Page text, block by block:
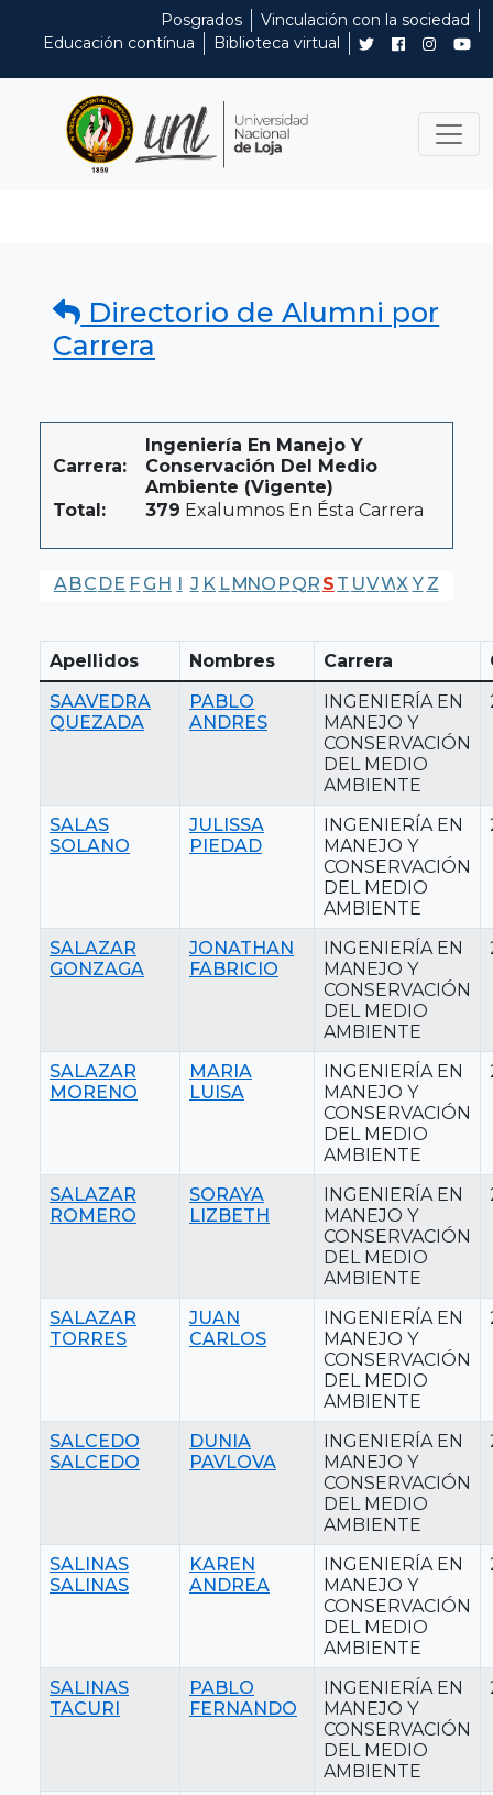
Posgrados
Vinculación con la sociedad
Educación contínua
Biblioteca virtual
Directorio de Alumni por
Carrera
Carrera:
Ingeniería En Manejo Y
Conservación Del Medio
Ambiente (Vigente)
Total:
379 Exalumnos En Ésta Carrera
A BC DE F G H I J K LMNO PQR S T UVWX Y Z
Apellidos Nombres Carrera
SAAVEDRA
QUEZADA
PABLO
ANDRES
INGENIERÍA EN
MANEJO Y
CONSERVACIÓN
DEL MEDIO
AMBIENTE
SALAS
SOLANO
JULISSA
PIEDAD
INGENIERÍA EN
MANEJO Y
CONSERVACIÓN
DEL MEDIO
AMBIENTE
SALAZAR
GONZAGA
JONATHAN
FABRICIO
INGENIERÍA EN
MANEJO Y
CONSERVACIÓN
DEL MEDIO
AMBIENTE
SALAZAR
MORENO
MARIA
LUISA
INGENIERÍA EN
MANEJO Y
CONSERVACIÓN
DEL MEDIO
AMBIENTE
SALAZAR
ROMERO
SORAYA
LIZBETH
INGENIERÍA EN
MANEJO Y
CONSERVACIÓN
DEL MEDIO
AMBIENTE
SALAZAR
TORRES
JUAN
CARLOS
INGENIERÍA EN
MANEJO Y
CONSERVACIÓN
DEL MEDIO
AMBIENTE
SALCEDO
SALCEDO
DUNIA
PAVLOVA
INGENIERÍA EN
MANEJO Y
CONSERVACIÓN
DEL MEDIO
AMBIENTE
SALINAS
SALINAS
KAREN
ANDREA
INGENIERÍA EN
MANEJO Y
CONSERVACIÓN
DEL MEDIO
AMBIENTE
SALINAS
TACURI
PABLO
FERNANDO
INGENIERÍA EN
MANEJO Y
CONSERVACIÓN
DEL MEDIO
AMBIENTE